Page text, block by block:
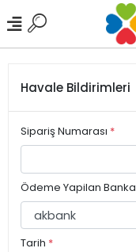
Havale Bildirimleri
Sipariş Numarası *
Ödeme Yapilan Banka
Tarih *